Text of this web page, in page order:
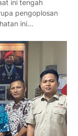
ini tengah
pengoplosan
ini…